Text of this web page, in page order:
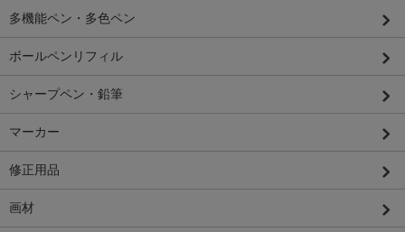
多機能ペン・多色ペン
ボールペンリフィル
シャープペン・鉛筆
マーカー
修正用品
画材